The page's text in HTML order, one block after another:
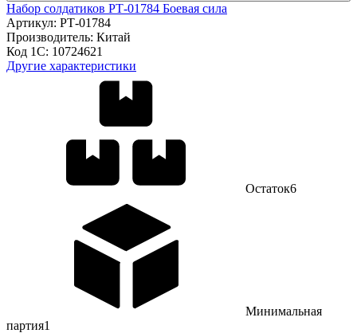
Набор солдатиков РТ-01784 Боевая сила
Артикул: РТ-01784
Производитель: Китай
Код 1С: 10724621
Другие характеристики
Остаток6
Минимальная
партия1